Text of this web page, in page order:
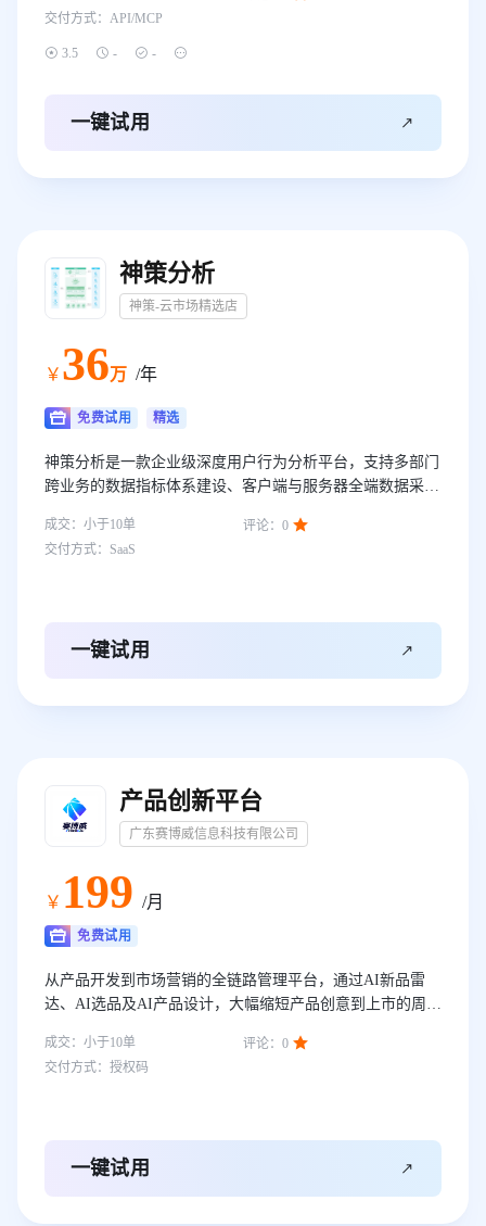
交付方式： API/MCP
 3.5  -  - 
一键试用 
神策分析
神策-云市场精选店
￥ 36万 /年
免费试用 精选
神策分析是一款企业级深度用户行为分析平台，支持多部门
跨业务的数据指标体系建设、客户端与服务器全端数据采集
议，助力企业在营销、运营、产品及管理决策等场景快速发
现增长机会，实现数据驱动价值最大化。
成交： 小于10单 评论： 0 
交付方式： SaaS
一键试用 
产品创新平台
广东赛博威信息科技有限公司
￥ 199 /月
免费试用
从产品开发到市场营销的全链路管理平台，通过AI新品雷
达、AI选品及AI产品设计，大幅缩短产品创意到上市的周
成交： 小于10单 评论： 0 
交付方式： 授权码
一键试用 